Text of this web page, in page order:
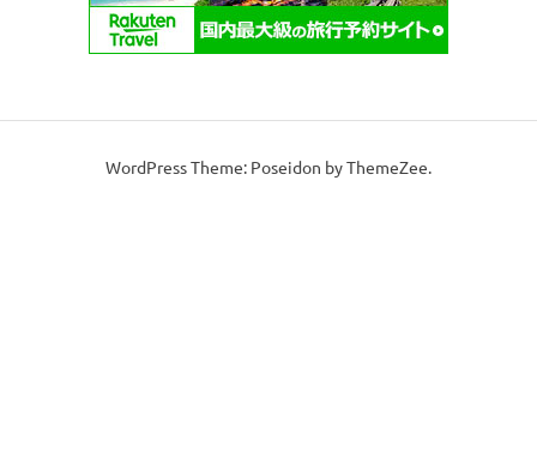
WordPress Theme: Poseidon by ThemeZee.